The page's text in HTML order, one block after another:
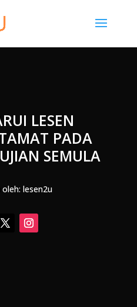
LESEN
PADA
SEMULA
lesen2u